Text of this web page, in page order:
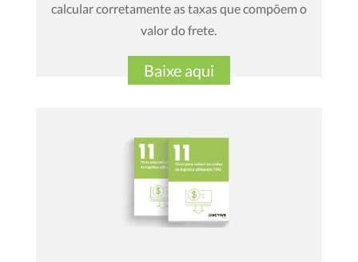
calcular corretamente as taxas que compõem o
valor do frete.
Baixe aqui